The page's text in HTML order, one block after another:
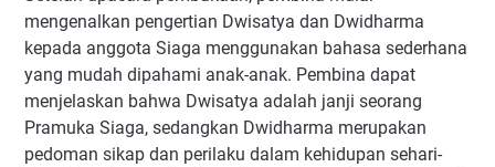
mengenalkan pengertian Dwisatya dan Dwidharma
kepada anggota Siaga menggunakan bahasa sederhana
yang mudah dipahami anak-anak. Pembina dapat
menjelaskan bahwa Dwisatya adalah janji seorang
Pramuka Siaga, sedangkan Dwidharma merupakan
pedoman sikap dan perilaku dalam kehidupan sehari-